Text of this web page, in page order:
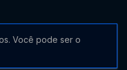
Você pode ser o